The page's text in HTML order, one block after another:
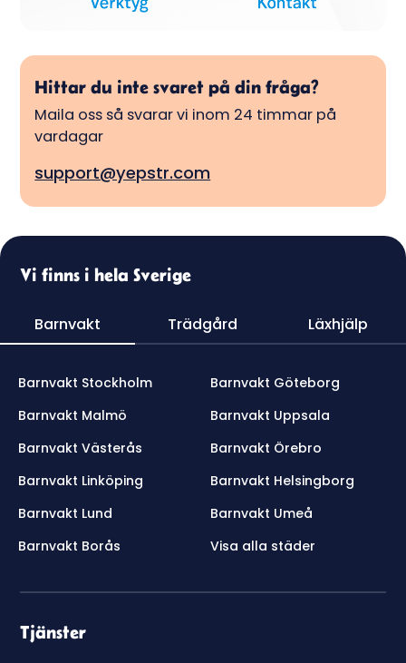
Hittar du inte svaret på din fråga?
Maila oss så svarar vi inom 24 timmar på
vardagar
support@yepstr.com
Vi finns i hela Sverige
Barnvakt Trädgård Läxhjälp
Barnvakt Stockholm
Barnvakt Göteborg
Barnvakt Malmö
Barnvakt Uppsala
Barnvakt Västerås
Barnvakt Örebro
Barnvakt Linköping
Barnvakt Helsingborg
Barnvakt Lund
Barnvakt Umeå
Barnvakt Borås
Visa alla städer
Tjänster